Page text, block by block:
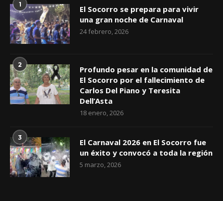
1
El Socorro se prepara para vivir
una gran noche de Carnaval
24 febrero, 2026
2
Profundo pesar en la comunidad de
El Socorro por el fallecimiento de
Carlos Del Piano y Teresita
Dell’Asta
18 enero, 2026
3
El Carnaval 2026 en El Socorro fue
un éxito y convocó a toda la región
5 marzo, 2026